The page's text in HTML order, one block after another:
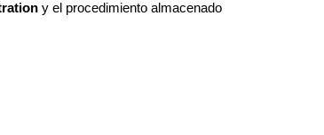
y el procedimiento almacenado